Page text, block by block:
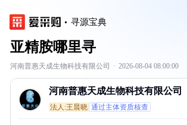
寻源宝典
亚精胺哪里寻
河南普惠天成生物科技有限公司 · 2026-08-04 08:00:00
河南普惠天成生物科技有限公司
法人:王晨晓 通过主体资质核查